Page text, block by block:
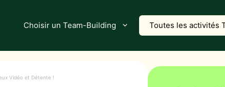
Choisir un Team-Building Toutes les activités
Vidéo et Détente !